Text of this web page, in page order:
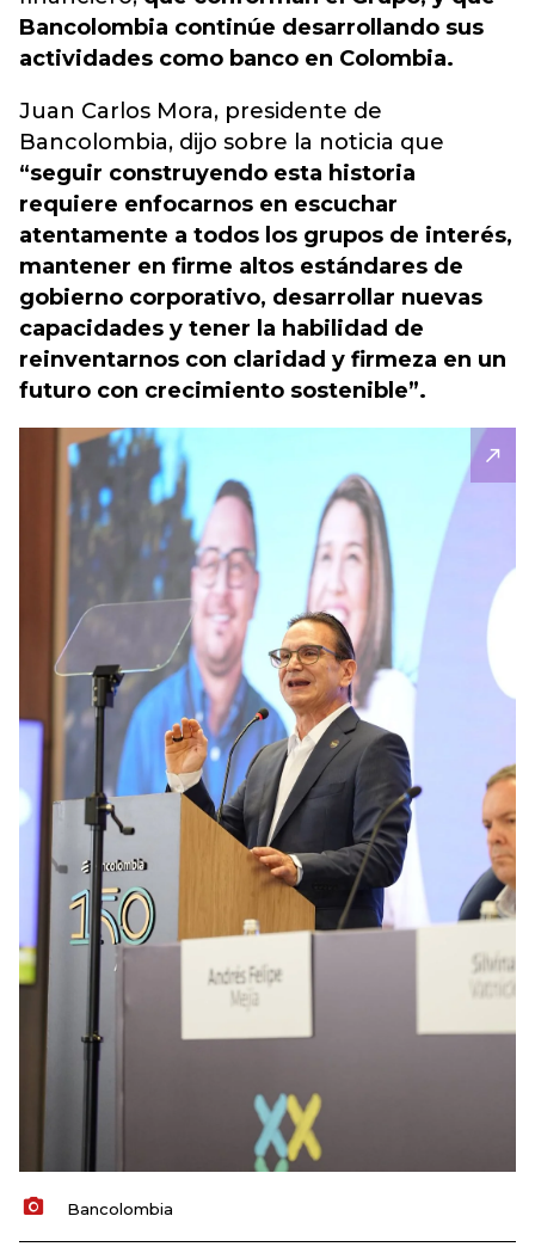
Bancolombia continúe desarrollando sus
actividades como banco en Colombia.
Juan Carlos Mora, presidente de
Bancolombia, dijo sobre la noticia que
“seguir construyendo esta historia
requiere enfocarnos en escuchar
atentamente a todos los grupos de interés,
mantener en firme altos estándares de
gobierno corporativo, desarrollar nuevas
capacidades y tener la habilidad de
reinventarnos con claridad y firmeza en un
futuro con crecimiento sostenible”.
Bancolombia